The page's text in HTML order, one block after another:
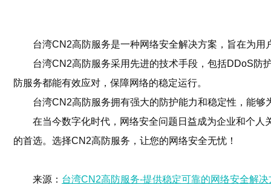
台湾CN2高防服务是一种网络安全解决方案，旨在为
台湾CN2高防服务采用先进的技术手段，包括DDoS防
防服务都能有效应对，保障网络的稳定运行。
台湾CN2高防服务拥有强大的防护能力和稳定性，能
在当今数字化时代，网络安全问题日益成为企业和个
的首选。选择CN2高防服务，让您的网络安全无忧！
来源： 台湾CN2高防服务-提供稳定可靠的网络安全解决